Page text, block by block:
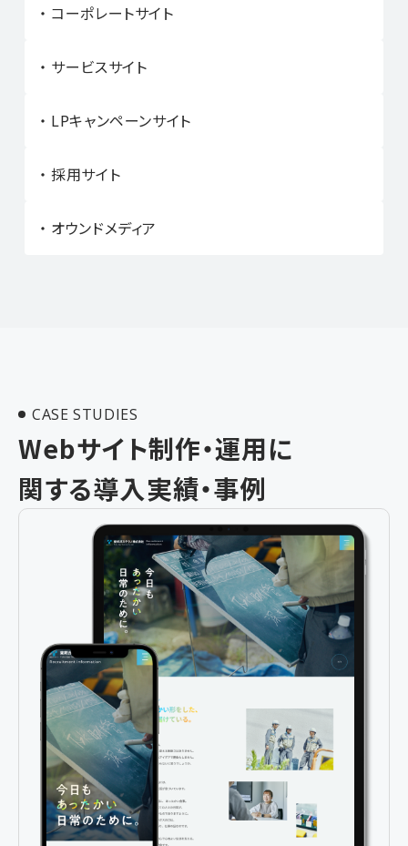
コーポレートサイト
サービスサイト
LPキャンペーンサイト
採用サイト
オウンドメディア
CASE STUDIES
Webサイト制作・運用に
関する導入実績・事例